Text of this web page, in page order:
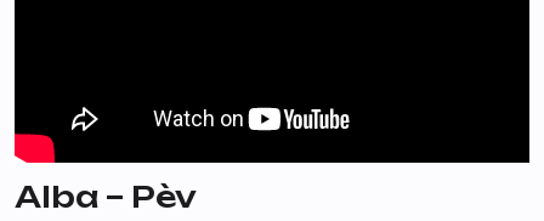
Alba – Pèv